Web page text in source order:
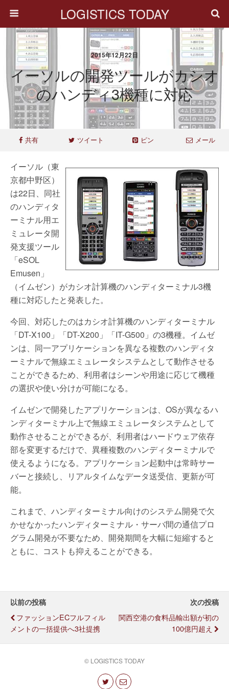
LOGISTICS TODAY
2015年12月22日
イーソルの開発ツールがカシオ
のハンディ3機種に対応
共有 ツイート ピン メール
イーソル（東
京都中野区）
は22日、同社
のハンディタ
ーミナル用エ
ミュレータ開
発支援ツール
「eSOL
Emusen」
（イムゼン）がカシオ計算機のハンディターミナル3機
種に対応したと発表した。
今回、対応したのはカシオ計算機のハンディターミナル
「DT-X100」「DT-X200」「IT-G500」の3機種。イムゼ
ンは、同一アプリケーションを異なる複数のハンディタ
ーミナルで無線エミュレータシステムとして動作させる
ことができるため、利用者はシーンや用途に応じて機種
の選択や使い分けが可能になる。
イムゼンで開発したアプリケーションは、OSが異なるハ
ンディターミナル上で無線エミュレータシステムとして
動作させることができるが、利用者はハードウェア依存
部を変更するだけで、異種複数のハンディターミナルで
使えるようになる。アプリケーション起動中は常時サー
バーと接続し、リアルタイムなデータ送受信、更新が可
能。
これまで、ハンディターミナル向けのシステム開発で欠
かせなかったハンディターミナル・サーバ間の通信プロ
グラム開発が不要なため、開発期間を大幅に短縮すると
ともに、コストも抑えることができる。
以前の投稿
ファッションECフルフィル
メントの一括提供へ3社提携
次の投稿
関西空港の食料品輸出額が初の
100億円超え
© LOGISTICS TODAY